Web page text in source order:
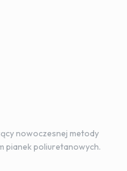
nowoczesnej metody
pianek poliuretanowych.